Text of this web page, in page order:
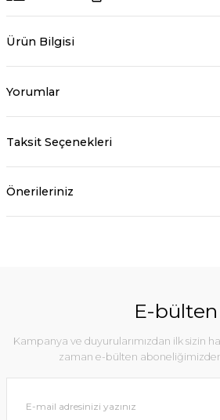
Ürün Bilgisi
Yorumlar
Taksit Seçenekleri
Önerileriniz
E-bülten
Kampanya ve duyurularımızdan ilk sizin
zaman e-bülten